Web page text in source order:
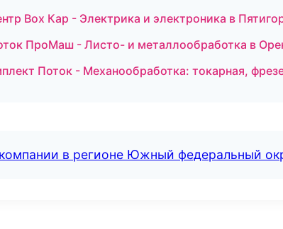
Box Кар - Электрика и электроника в
ПроМаш - Листо- и металлообработка в
Поток - Механообработка: токарная,
в регионе Южный федеральный